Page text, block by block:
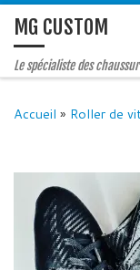
MG CUSTOM
Le spécialiste des
Accueil » Roller de